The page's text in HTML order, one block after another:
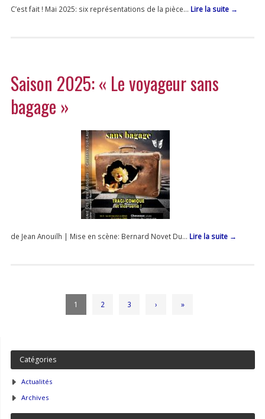
C’est fait ! Mai 2025: six représentations de la pièce… Lire la suite →
Saison 2025: « Le voyageur sans
bagage »
de Jean Anouilh | Mise en scène: Bernard Novet Du… Lire la suite →
1 2 3 › »
Catégories
Actualités
Archives